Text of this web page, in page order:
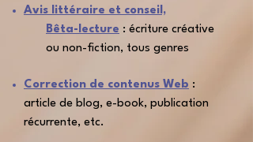
Avis littéraire et conseil,
Bêta-lecture : écriture créative
ou non-fiction, tous genres
Correction de contenus Web :
article de blog, e-book, publication
récurrente, etc.